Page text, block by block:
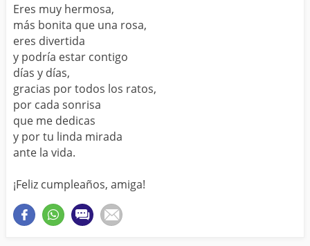
Eres muy hermosa,
más bonita que una rosa,
eres divertida
y podría estar contigo
días y días,
gracias por todos los ratos,
por cada sonrisa
que me dedicas
y por tu linda mirada
ante la vida.
¡Feliz cumpleaños, amiga!